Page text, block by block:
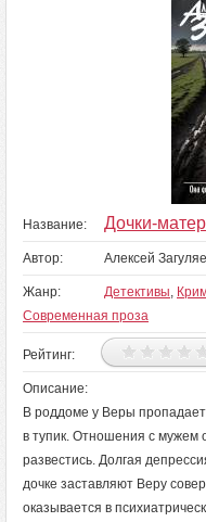
Название: Дочки-
Автор: Алексей
Жанр: Детективы,
Современная проза
Рейтинг:
Описание:
В роддоме у Веры
в тупик. Отношения с мужем
развестись. Долгая
дочке заставляют Веру
оказывается в